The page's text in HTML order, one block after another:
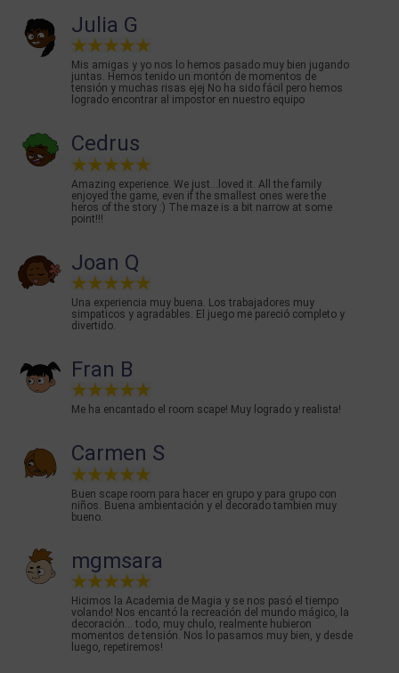
Julia G
Mis amigas y yo nos lo hemos pasado muy bien jugando
juntas. Hemos tenido un montón de momentos de
tensión y muchas risas ejej No ha sido fácil pero hemos
logrado encontrar al impostor en nuestro equipo
Cedrus
Amazing experience. We just...loved it. All the family
enjoyed the game, even if the smallest ones were the
heros of the story :) The maze is a bit narrow at some
point!!!
Joan Q
Una experiencia muy buena. Los trabajadores muy
simpaticos y agradables. El juego me pareció completo y
divertido.
Fran B
Me ha encantado el room scape! Muy logrado y realista!
Carmen S
Buen scape room para hacer en grupo y para grupo con
niños. Buena ambientación y el decorado tambien muy
bueno.
mgmsara
Hicimos la Academia de Magia y se nos pasó el tiempo
volando! Nos encantó la recreación del mundo mágico, la
decoración... todo, muy chulo, realmente hubieron
momentos de tensión. Nos lo pasamos muy bien, y desde
luego, repetiremos!